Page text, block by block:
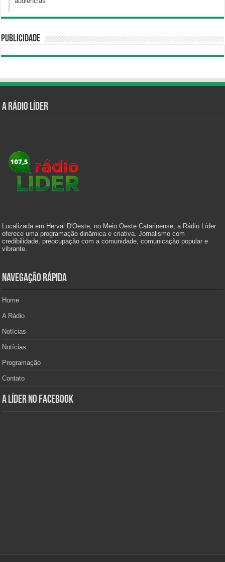
Publicidade
A Rádio Líder
Localizada em Herval D'Oeste, no Meio Oeste Catarinense, a Rádio Líder
oferece uma programação dinâmica e criativa. Jornalismo com
credibilidade, preocupação com a comunidade, comunicação popular e
vibrante.
Navegação Rápida
Home
A Rádio
Notícias
Notícias
Programação
Contato
A Líder no Facebook